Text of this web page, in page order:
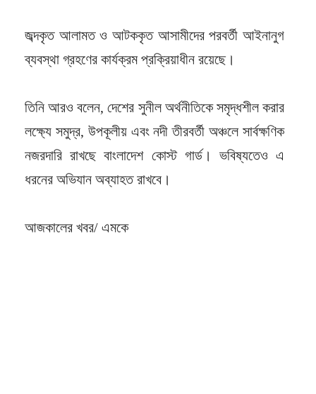
জব্দকৃত আলামত ও আটককৃত আসামীদের পরবর্তী আইনানুগ
ব্যবস্থা গ্রহণের কার্যক্রম প্রক্রিয়াধীন রয়েছে।
তিনি আরও বলেন, দেশের সুনীল অর্থনীতিকে সমৃদ্ধশীল করার
লক্ষ্যে সমুদ্র, উপকূলীয় এবং নদী তীরবর্তী অঞ্চলে সার্বক্ষণিক
নজরদারি রাখছে বাংলাদেশ কোস্ট গার্ড। ভবিষ্যতেও এ
ধরনের অভিযান অব্যাহত রাখবে।
আজকালের খবর/ এমকে